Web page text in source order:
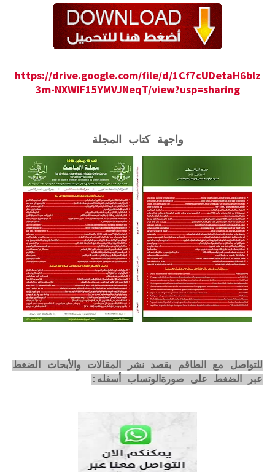
https://drive.google.com/file/d/1Cf7cUDetaH6blz
3m-NXWIF15YMVJNeqT/view?usp=sharing
واجهة كتاب المجلة
للتواصل مع الطاقم بقصد نشر المقالات والأبحاث الضغط
عبر الضغط على صورةالوتساب أسفله: